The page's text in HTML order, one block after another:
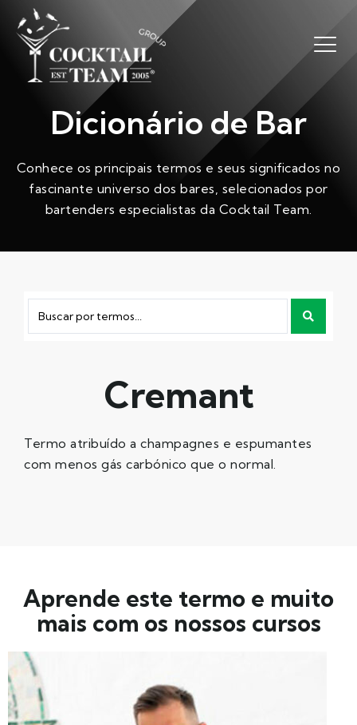
Dicionário de Bar
Conhece os principais termos e seus significados no
fascinante universo dos bares, selecionados por
bartenders especialistas da Cocktail Team.
Cremant
Termo atribuído a champagnes e espumantes
com menos gás carbónico que o normal.
Aprende este termo e muito
mais com os nossos cursos